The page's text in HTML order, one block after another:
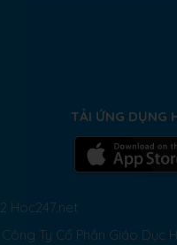
TẢI ỨNG DỤNG
Hoc247.net
Ty Cổ Phần Giáo Dục